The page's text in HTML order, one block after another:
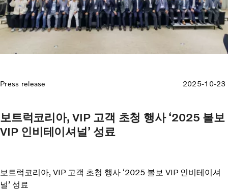
Press release 2025-10-23
보트럭코리아, VIP 고객 초청 행사 ‘2025 볼보
VIP 인비테이셔널’ 성료
보트럭코리아, VIP 고객 초청 행사 ‘2025 볼보 VIP 인비테이셔
널’ 성료